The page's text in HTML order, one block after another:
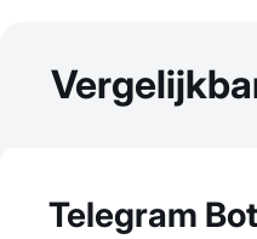
Telegram Bot